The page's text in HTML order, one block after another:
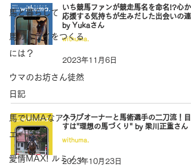
馬と暮らして
馬のミライをつくる
には？
ウマのお坊さん徒然
日記
馬でUMAなアトリ
エ
愛情MAX! ルミノッ
いち競馬ファンが競走馬名を命名!?心か
応援する気持ちが生みだした出会いの連
by Yukaさん
withuma.
2023年11月6日
クラブオーナーと馬術選手の二刀流！目
すは"理想の馬づくり" by 梁川正重さん
withuma.
2023年10月23日